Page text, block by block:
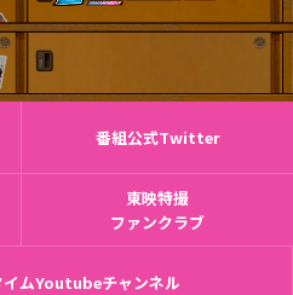
番組公式Twitter
東映特撮
ファンクラブ
イムYoutubeチャンネル